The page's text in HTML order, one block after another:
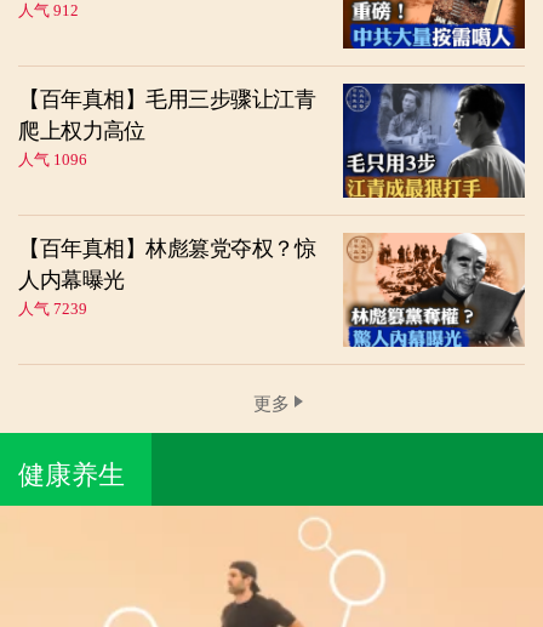
人气 912
【百年真相】毛用三步骤让江青
爬上权力高位
人气 1096
【百年真相】林彪篡党夺权？惊
人内幕曝光
人气 7239
更多
健康养生